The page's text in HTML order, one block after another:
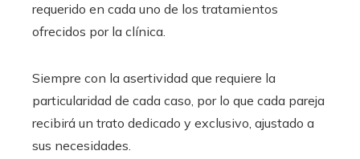
requerido en cada uno de los tratamientos
ofrecidos por la clínica.
Siempre con la asertividad que requiere la
particularidad de cada caso, por lo que cada pareja
recibirá un trato dedicado y exclusivo, ajustado a
sus necesidades.